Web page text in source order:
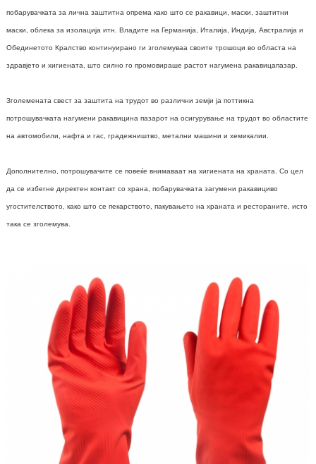
побарувачката за лична заштитна опрема како што се ракавици, маски, заштитни
маски, облека за изолација итн. Владите на Германија, Италија, Индија, Австралија и
Обединетото Кралство континуирано ги зголемуваа своите трошоци во областа на
здравјето и хигиената, што силно го промовираше растот нагумена ракавицапазар.
Зголемената свест за заштита на трудот во различни земји ја поттикна
потрошувачката нагумени ракавицина пазарот на осигурување на трудот во областите
на автомобили, нафта и гас, градежништво, метални машини и хемикалии.
Дополнително, потрошувачите се повеќе внимаваат на хигиената на храната. Со цел
да се избегне директен контакт со храна, побарувачката загумени ракавициво
угостителството, како што се пекарството, пакувањето на храната и рестораните, исто
така се зголемува.